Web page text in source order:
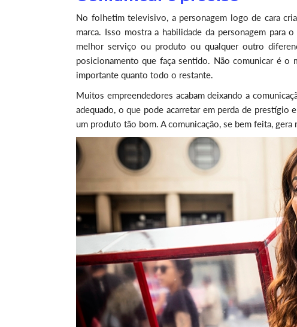
No folhetim televisivo, a personagem logo de cara
marca. Isso mostra a habilidade da personagem para
melhor serviço ou produto ou qualquer outro
posicionamento que faça sentido. Não comunicar é
importante quanto todo o restante.
Muitos empreendedores acabam deixando a
adequado, o que pode acarretar em perda de prestígio
um produto tão bom. A comunicação, se bem feita,